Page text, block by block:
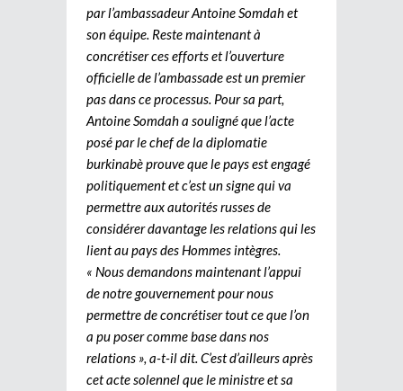
par l’ambassadeur Antoine Somdah et
son équipe. Reste maintenant à
concrétiser ces efforts et l’ouverture
officielle de l’ambassade est un premier
pas dans ce processus. Pour sa part,
Antoine Somdah a souligné que l’acte
posé par le chef de la diplomatie
burkinabè prouve que le pays est engagé
politiquement et c’est un signe qui va
permettre aux autorités russes de
considérer davantage les relations qui les
lient au pays des Hommes intègres.
« Nous demandons maintenant l’appui
de notre gouvernement pour nous
permettre de concrétiser tout ce que l’on
a pu poser comme base dans nos
relations », a-t-il dit. C’est d’ailleurs après
cet acte solennel que le ministre et sa